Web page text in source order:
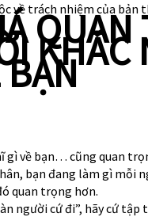
về trách nhiệm của bản
QUAN
KHÁC
BẠN
gì về bạn… cũng quan
bạn đang làm gì mỗi
quan trọng hơn.
người cứ đi”, hãy cứ